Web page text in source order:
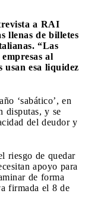
a RAI
llenas de billetes
“Las
al
usan esa liquidez
‘sabático’, en
disputas, y se
del deudor y
riesgo de quedar
apoyo para
de forma
firmada el 8 de